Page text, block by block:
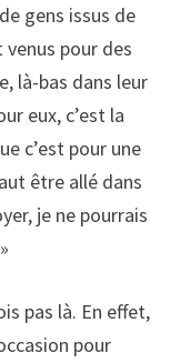
gens issus de
pour des
là-bas dans leur
eux, c’est la
c’est pour une
être allé dans
je ne pourrais
pas là. En effet,
pour